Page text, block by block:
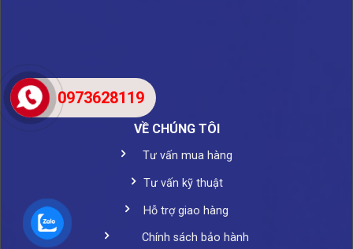
VỀ CHÚNG TÔI
Tư vấn mua hàng
Tư vấn kỹ thuật
Hỗ trợ giao hàng
Chính sách bảo hành
0973628119